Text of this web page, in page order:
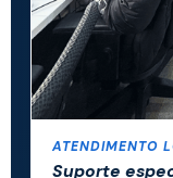
ATENDIMENTO
Suporte